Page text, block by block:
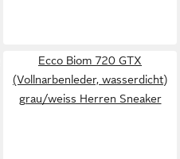
Ecco Biom 720 GTX
(Vollnarbenleder, wasserdicht)
grau/weiss Herren Sneaker